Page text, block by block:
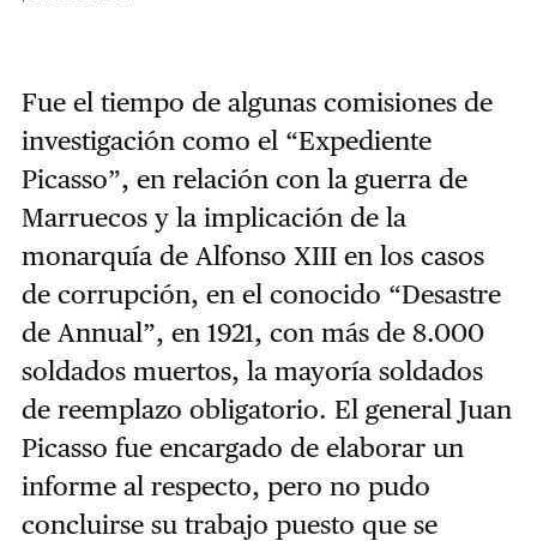
Fue el tiempo de algunas comisiones de
investigación como el “Expediente
Picasso”, en relación con la guerra de
Marruecos y la implicación de la
monarquía de Alfonso XIII en los casos
de corrupción, en el conocido “Desastre
de Annual”, en 1921, con más de 8.000
soldados muertos, la mayoría soldados
de reemplazo obligatorio. El general Juan
Picasso fue encargado de elaborar un
informe al respecto, pero no pudo
concluirse su trabajo puesto que se